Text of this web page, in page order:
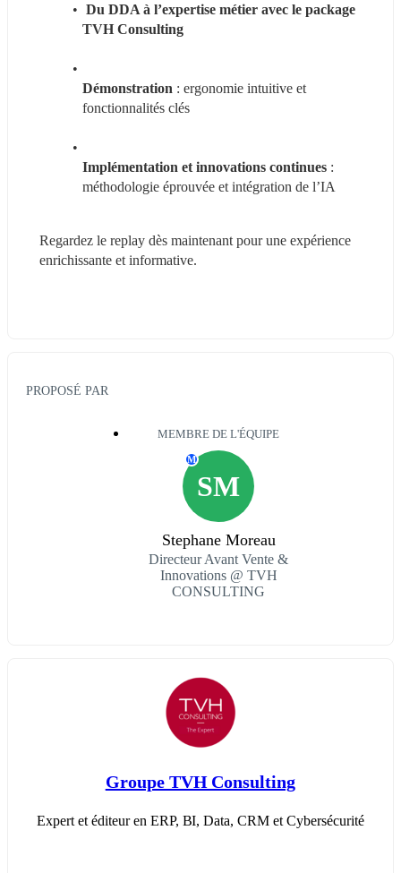
Du DDA à l’expertise métier avec le package
TVH Consulting​
Démonstration : ergonomie intuitive et
fonctionnalités clés​
Implémentation et innovations continues :
méthodologie éprouvée et intégration de l’IA
Regardez le replay dès maintenant pour une expérience
enrichissante et informative.
PROPOSÉ PAR
MEMBRE DE L'ÉQUIPE
SM
M
Stephane Moreau
Directeur Avant Vente &
Innovations @ TVH
CONSULTING
Groupe TVH Consulting
Expert et éditeur en ERP, BI, Data, CRM et Cybersécurité